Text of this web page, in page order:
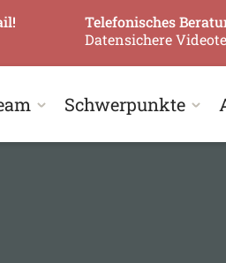
Telefonisches
Datensichere
Schwerpunkte